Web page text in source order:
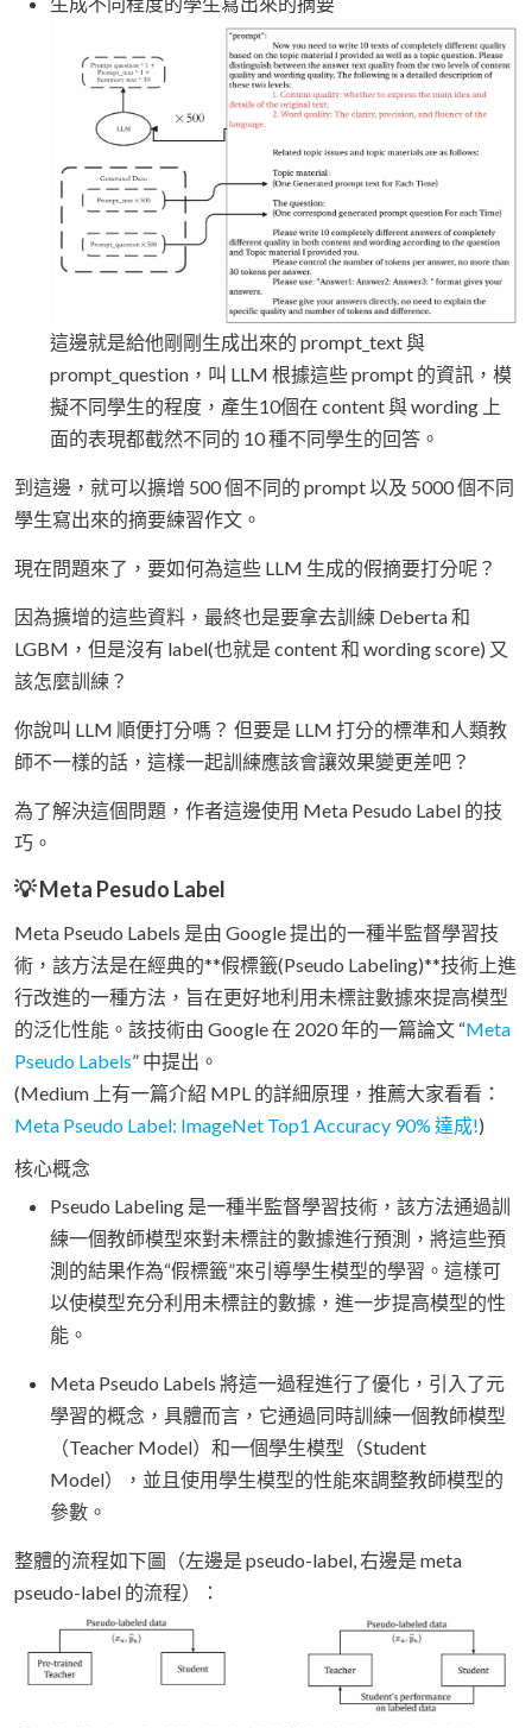
這邊就是給他剛剛生成出來的 prompt_text 與
prompt_question，叫 LLM 根據這些 prompt 的資訊，模
擬不同學生的程度，產生10個在 content 與 wording 上
面的表現都截然不同的 10 種不同學生的回答。
到這邊，就可以擴增 500 個不同的 prompt 以及 5000 個不同
學生寫出來的摘要練習作文。
現在問題來了，要如何為這些 LLM 生成的假摘要打分呢？
因為擴增的這些資料，最終也是要拿去訓練 Deberta 和
LGBM，但是沒有 label(也就是 content 和 wording score) 又
該怎麼訓練？
你說叫 LLM 順便打分嗎？ 但要是 LLM 打分的標準和人類教
師不一樣的話，這樣一起訓練應該會讓效果變更差吧？
為了解決這個問題，作者這邊使用 Meta Pesudo Label 的技
巧。
💡 Meta Pesudo Label
Meta Pseudo Labels 是由 Google 提出的一種半監督學習技
術，該方法是在經典的**假標籤(Pseudo Labeling)**技術上進
行改進的一種方法，旨在更好地利用未標註數據來提高模型
的泛化性能。該技術由 Google 在 2020 年的一篇論文 “Meta
Pseudo Labels” 中提出。
(Medium 上有一篇介紹 MPL 的詳細原理，推薦大家看看：
Meta Pseudo Label: ImageNet Top1 Accuracy 90% 達成!)
核心概念
Pseudo Labeling 是一種半監督學習技術，該方法通過訓
練一個教師模型來對未標註的數據進行預測，將這些預
測的結果作為“假標籤”來引導學生模型的學習。這樣可
以使模型充分利用未標註的數據，進一步提高模型的性
能。
Meta Pseudo Labels 將這一過程進行了優化，引入了元
學習的概念，具體而言，它通過同時訓練一個教師模型
（Teacher Model）和一個學生模型（Student
Model），並且使用學生模型的性能來調整教師模型的
參數。
整體的流程如下圖（左邊是 pseudo-label, 右邊是 meta
pseudo-label 的流程）：